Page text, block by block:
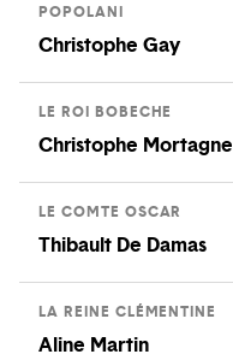
POPOLANI
Christophe Gay
LE ROI BOBECHE
Christophe Mortagne
LE COMTE OSCAR
Thibault De Damas
LA REINE CLÉMENTINE
Aline Martin